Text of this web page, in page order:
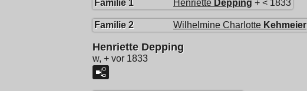
Familie 1 Henriette Depping + < 1833
Familie 2 Wilhelmine Charlotte Kehmeier
Henriette Depping
w, + vor 1833